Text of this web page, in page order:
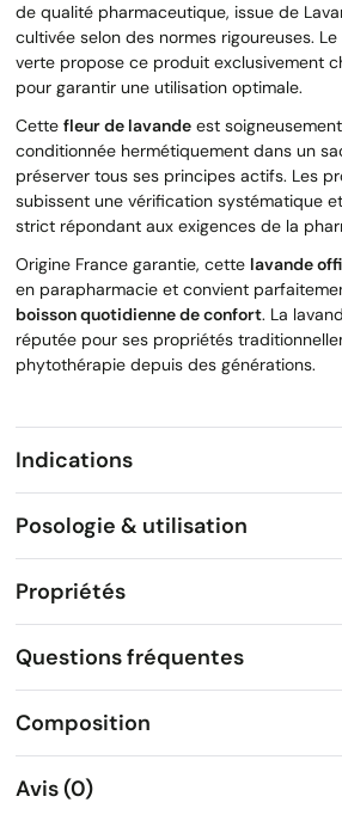
de qualité pharmaceutique, issue de
cultivée selon des normes rigoureuses.
verte propose ce produit exclusivement
pour garantir une utilisation optimale.
Cette fleur de lavande est
conditionnée hermétiquement dans un
préserver tous ses principes actifs. Les
subissent une vérification systématique
strict répondant aux exigences de la
Origine France garantie, cette lavande
en parapharmacie et convient
boisson quotidienne de confort. La
réputée pour ses propriétés
phytothérapie depuis des générations.
Indications
Posologie & utilisation
Propriétés
Questions fréquentes
Composition
Avis (0)